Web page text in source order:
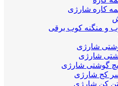
همه کاره شارژی
و منگنه کوب برقی
شارژی
شارژی
گوشتی شارژی
کج شارژی
کن شارژی